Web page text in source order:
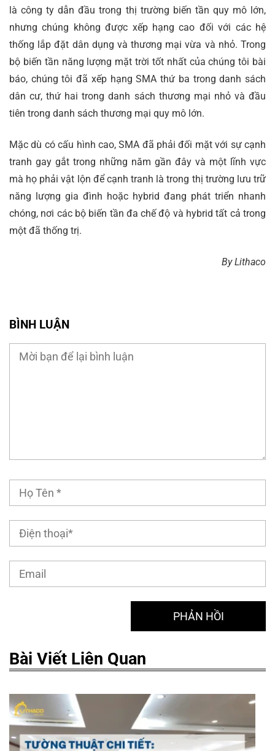
là công ty dẫn đầu trong thị trường biến tần quy mô lớn,
nhưng chúng không được xếp hạng cao đối với các hệ
thống lắp đặt dân dụng và thương mại vừa và nhỏ. Trong
bộ biến tần năng lượng mặt trời tốt nhất của chúng tôi bài
báo, chúng tôi đã xếp hạng SMA thứ ba trong danh sách
dân cư, thứ hai trong danh sách thương mại nhỏ và đầu
tiên trong danh sách thương mại quy mô lớn.
Mặc dù có cấu hình cao, SMA đã phải đối mặt với sự cạnh
tranh gay gắt trong những năm gần đây và một lĩnh vực
mà họ phải vật lộn để cạnh tranh là trong thị trường lưu trữ
năng lượng gia đình hoặc hybrid đang phát triển nhanh
chóng, nơi các bộ biến tần đa chế độ và hybrid tất cả trong
một đã thống trị.
By Lithaco
BÌNH LUẬN
Bài Viết Liên Quan